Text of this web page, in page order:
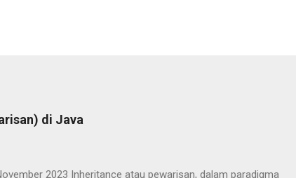
di Java
2023 Inheritance atau pewarisan, dalam paradigma